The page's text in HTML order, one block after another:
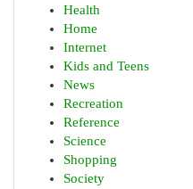
Health
Home
Internet
Kids and Teens
News
Recreation
Reference
Science
Shopping
Society